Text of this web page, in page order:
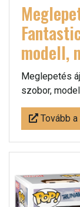
modell,
Meglepetés
szobor,
Tovább